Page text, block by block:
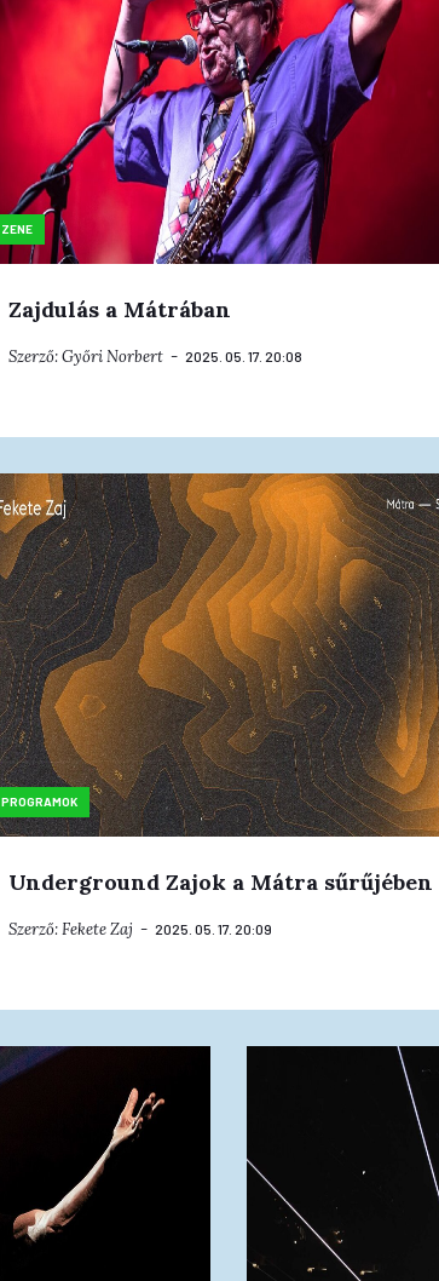
ZENE
Zajdulás a Mátrában
Szerző:Győri Norbert 2025. 05. 17. 20:08
PROGRAMOK
Underground Zajok a Mátra sűrűjében
Szerző:Fekete Zaj 2025. 05. 17. 20:09